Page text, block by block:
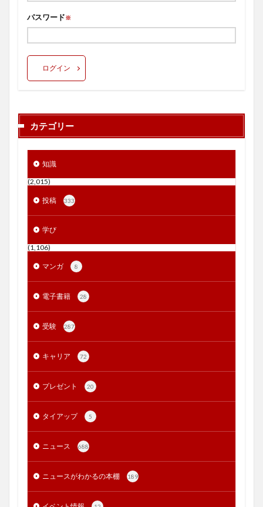
パスワード※
ログイン
カテゴリー
知識
(2,015)
投稿 333
学び
(1,106)
マンガ 8
電子書籍 28
受験 287
キャリア 72
プレゼント 20
タイアップ 5
ニュース 688
ニュースがわかるの本棚 189